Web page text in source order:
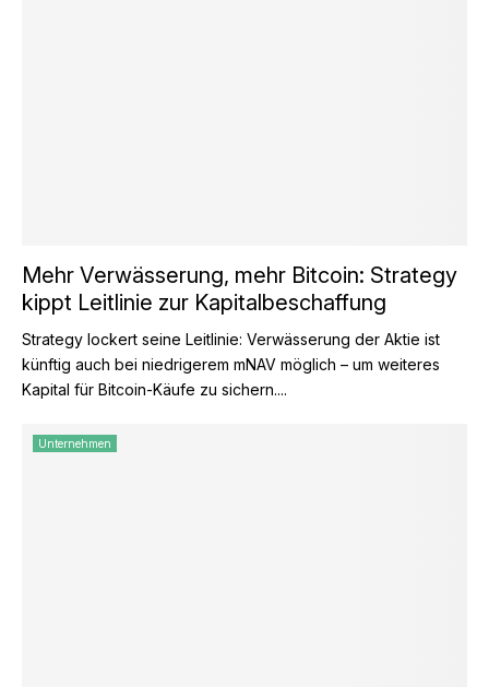
Mehr Verwässerung, mehr Bitcoin: Strategy
kippt Leitlinie zur Kapitalbeschaffung
Strategy lockert seine Leitlinie: Verwässerung der Aktie ist
künftig auch bei niedrigerem mNAV möglich – um weiteres
Kapital für Bitcoin-Käufe zu sichern....
Unternehmen